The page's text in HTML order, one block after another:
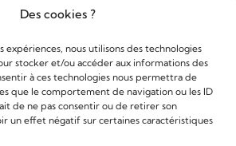
Des cookies ?
expériences, nous utilisons des technologies
stocker et/ou accéder aux informations des
à ces technologies nous permettra de
que le comportement de navigation ou les ID
de ne pas consentir ou de retirer son
un effet négatif sur certaines caractéristiques